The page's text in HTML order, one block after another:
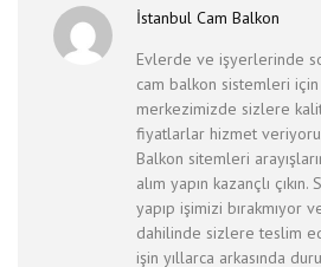
İstanbul Cam Balkon
Evlerde ve işyerlerinde
cam balkon sistemleri
merkezimizde sizlere
fiyatlarlar hizmet
Balkon sitemleri
alım yapın kazançlı
yapıp işimizi bırakmıyor
dahilinde sizlere teslim
işin yıllarca arkasında